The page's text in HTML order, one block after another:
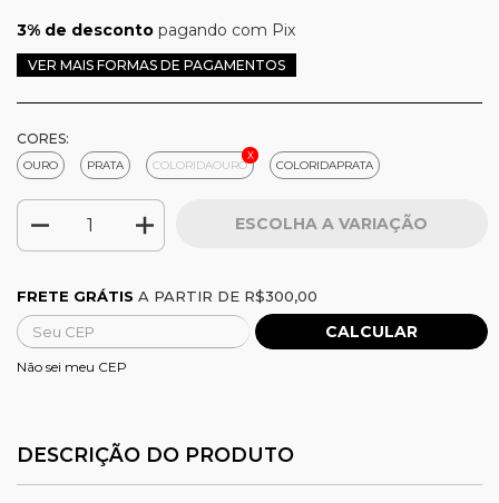
3% de desconto pagando com Pix
VER MAIS FORMAS DE PAGAMENTOS
CORES:
OURO PRATA COLORIDAOURO COLORIDAPRATA
Frete grátis R$300,00
Entregas para o CEP: Alterar CEP
FRETE GRÁTIS A PARTIR DE R$300,00
CALCULAR
Não sei meu CEP
DESCRIÇÃO DO PRODUTO